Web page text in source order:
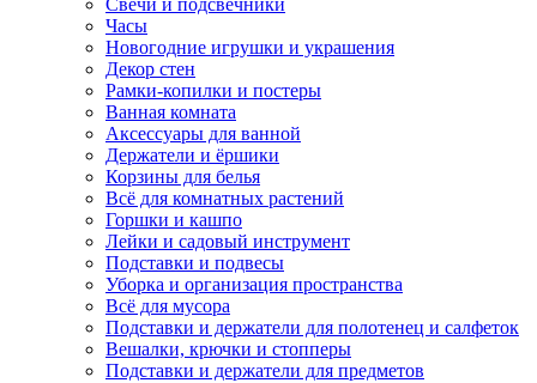
Свечи и подсвечники
Часы
Новогодние игрушки и украшения
Декор стен
Рамки-копилки и постеры
Ванная комната
Аксессуары для ванной
Держатели и ёршики
Корзины для белья
Всё для комнатных растений
Горшки и кашпо
Лейки и садовый инструмент
Подставки и подвесы
Уборка и организация пространства
Всё для мусора
Подставки и держатели для полотенец и салфеток
Вешалки, крючки и стопперы
Подставки и держатели для предметов